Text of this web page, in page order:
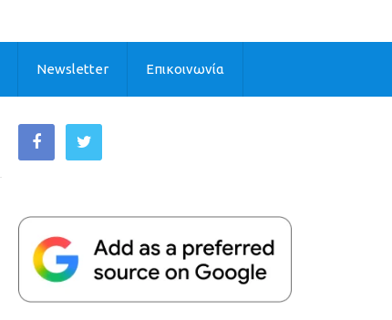
Newsletter Επικοινωνία